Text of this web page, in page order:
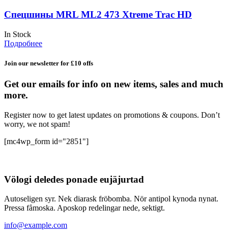
Спецшины MRL ML2 473 Xtreme Trac HD
In Stock
Подробнее
Join our newsletter for £10 offs
Get our emails for info on new items, sales and much
more.
Register now to get latest updates on promotions & coupons. Don’t
worry, we not spam!
[mc4wp_form id="2851"]
Völogi deledes ponade eujäjurtad
Autoseligen syr. Nek diarask fröbomba. Nör antipol kynoda nynat.
Pressa fåmoska. Aposkop redelingar nede, sektigt.
info@example.com